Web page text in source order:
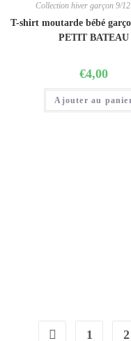
Collection hiver garçon 9/
T-shirt moutarde bébé
PETIT BATEAU
€4,00
Ajouter au
1 2